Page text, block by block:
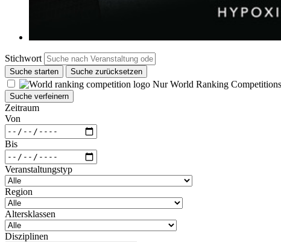
Stichwort
Suche starten Suche zurücksetzen
Nur World Ranking
Suche verfeinern
Zeitraum
Von
Bis
Veranstaltungstyp
Region
Altersklassen
Disziplinen